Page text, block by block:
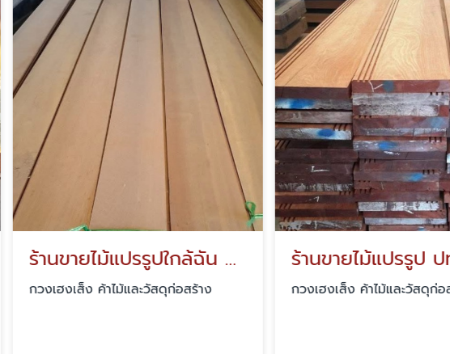
ร้านขายไม้แปรรูปใกล้ฉัน นนทบุรี
กวงเฮงเส็ง ค้าไม้และวัสดุก่อสร้าง กวงเฮงเส็ง ค้าไม้และวัสดุก่อ